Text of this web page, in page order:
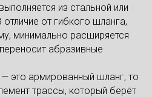
из стальной или
от гибкого шланга,
минимально расширяется
абразивные
это армированный шланг, то
трассы, который берёт